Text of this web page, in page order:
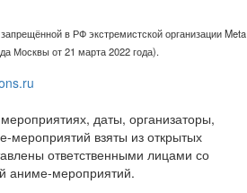
в РФ экстремистской организации Meta
Москвы от 21 марта 2022 года).
даты, организаторы,
мероприятий взяты из открытых
ответственными лицами со
аниме-мероприятий.